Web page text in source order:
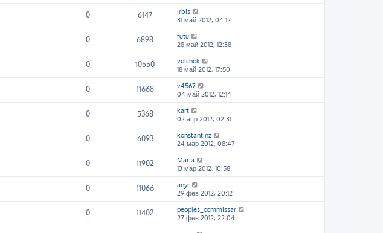
0 6147
irbis
31 май 2012, 04:12
0 6898
futu
28 май 2012, 12:38
0 10550
volchok
18 май 2012, 17:50
0 11668
v4567
04 май 2012, 12:14
0 5368
kart
02 апр 2012, 02:31
0 6093
konstantinz
24 мар 2012, 08:47
0 11902
Maria
13 мар 2012, 10:58
0 11066
anyr
29 фев 2012, 20:12
0 11402
peoples_commissar
27 фев 2012, 22:04